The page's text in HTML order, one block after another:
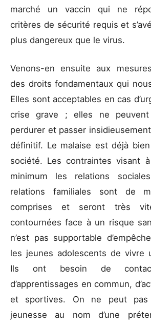
marché un vaccin qui ne
critères de sécurité requis et
plus dangereux que le virus.
Venons-en ensuite aux
des droits fondamentaux qui
Elles sont acceptables en cas
crise grave ; elles ne peuvent
perdurer et passer
définitif. Le malaise est déjà
société. Les contraintes visant
minimum les relations
relations familiales sont de
comprises et seront très
contournées face à un risque
n’est pas supportable
les jeunes adolescents de vivre
Ils ont besoin de
d’apprentissages en commun,
et sportives. On ne peut
jeunesse au nom d’une